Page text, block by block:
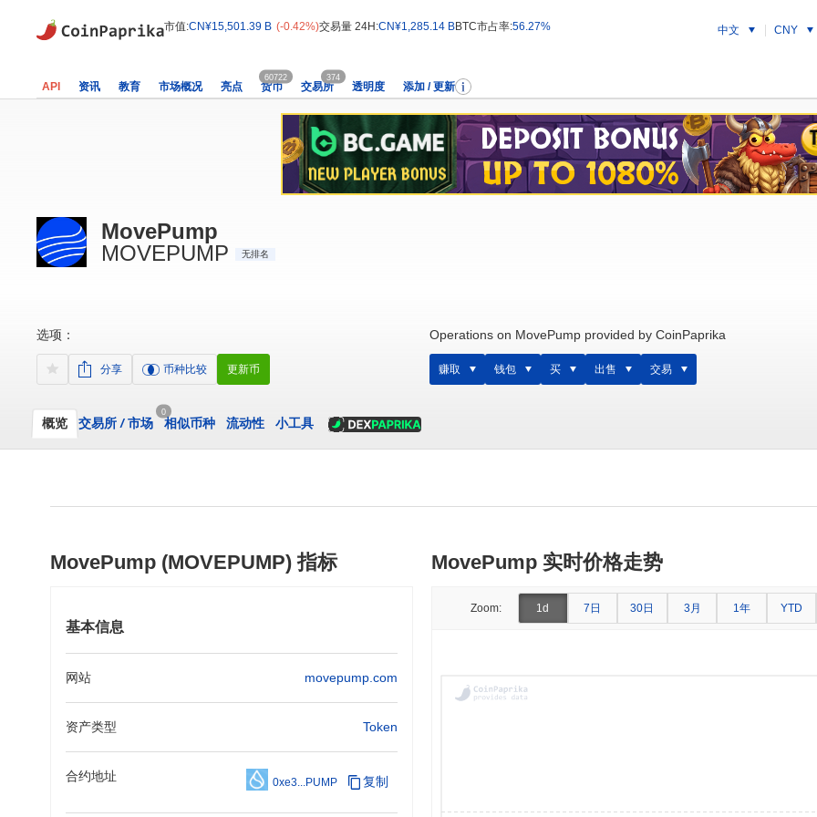
市值:CN¥15,501.39 B (-0.42%)交易量 24H:CN¥1,285.14 BBTC市占率:56.27% 中文 CNY
API 资讯 教育 市场概况 亮点 货币
60722
交易所
374
透明度 添加 / 更新
MovePump
MOVEPUMP
无排名
选项：
分享 币种比较 更新币
Operations on MovePump provided by CoinPaprika
赚取 钱包 买 出售 交易
概览 交易所 /市场
0
相似币种 流动性 小工具
MovePump (MOVEPUMP) 指标
基本信息
网站 movepump.com
资产类型 Token
合约地址 0xe3...PUMP 复制
MovePump 实时价格走势
Zoom: 1d 7日 30日 3月 1年 YTD